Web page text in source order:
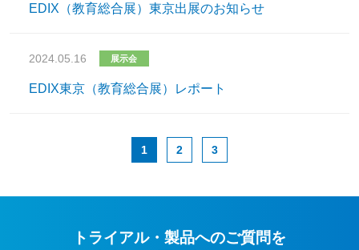
EDIX（教育総合展）東京出展のお知らせ
2024.05.16 展示会
EDIX東京（教育総合展）レポート
1 2 3
トライアル・製品へのご質問を